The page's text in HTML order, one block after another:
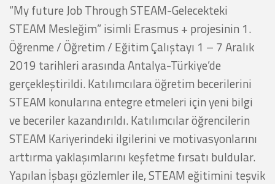
“My future Job Through STEAM-Gelecekteki
STEAM Mesleğim” isimli Erasmus + projesinin 1.
Öğrenme / Öğretim / Eğitim Çalıştayı 1 – 7 Aralık
2019 tarihleri ​​arasında Antalya-Türkiye’de
gerçekleştirildi. Katılımcılara öğretim becerilerini
STEAM konularına entegre etmeleri için yeni bilgi
ve beceriler kazandırıldı. Katılımcılar öğrencilerin
STEAM Kariyerindeki ilgilerini ve motivasyonlarını
arttırma yaklaşımlarını keşfetme fırsatı buldular.
Yapılan İşbaşı gözlemler ile, STEAM eğitimini teşvik